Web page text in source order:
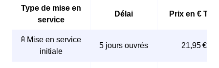
Type de mise en
service
Délai Prix en € TTC
🚦 Mise en service
initiale
5 jours ouvrés 21,95 €